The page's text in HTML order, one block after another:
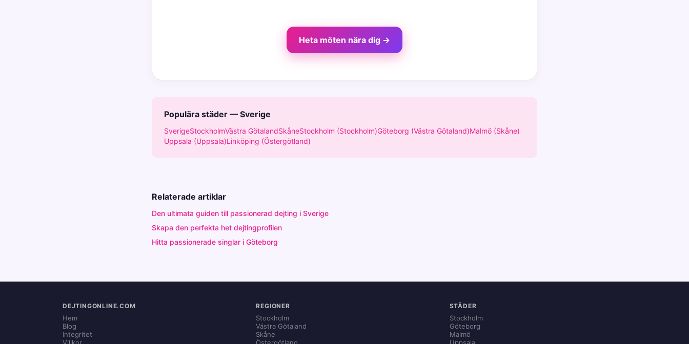
Heta möten nära dig →
Populära städer — Sverige
SverigeStockholmVästra GötalandSkåneStockholm (Stockholm)Göteborg (Västra Götaland)Malmö (Skåne)
Uppsala (Uppsala)Linköping (Östergötland)
Relaterade artiklar
Den ultimata guiden till passionerad dejting i Sverige
Skapa den perfekta het dejtingprofilen
Hitta passionerade singlar i Göteborg
DEJTINGONLINE.COM
Hem
Blog
Integritet
REGIONER
Stockholm
Västra Götaland
Skåne
STÄDER
Stockholm
Göteborg
Malmö